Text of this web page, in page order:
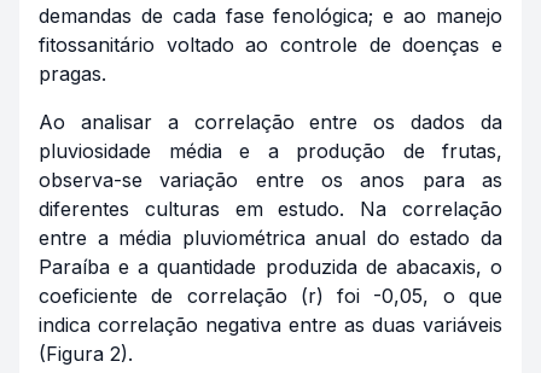
demandas de cada fase fenológica; e ao manejo
fitossanitário voltado ao controle de doenças e
pragas.
Ao analisar a correlação entre os dados da
pluviosidade média e a produção de frutas,
observa-se variação entre os anos para as
diferentes culturas em estudo. Na correlação
entre a média pluviométrica anual do estado da
Paraíba e a quantidade produzida de abacaxis, o
coeficiente de correlação (r) foi -0,05, o que
indica correlação negativa entre as duas variáveis
(Figura 2).